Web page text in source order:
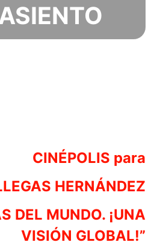
CINÉPOLIS para
HERNÁNDEZ
DEL MUNDO. ¡UNA
VISIÓN GLOBAL!”